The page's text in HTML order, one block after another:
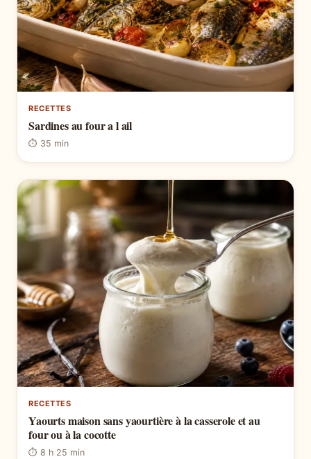
RECETTES
Sardines au four a l ail
⏱ 35 min
RECETTES
Yaourts maison sans yaourtière à la casserole et au
four ou à la cocotte
⏱ 8 h 25 min